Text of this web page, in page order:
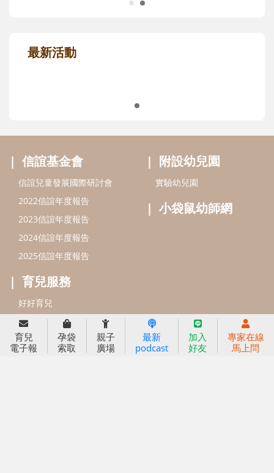
信誼基金會
信誼兒童發展國際研討會
附設幼兒園
實驗幼兒園
育兒
電子報
孕袋
索取
親子
廣場
最新
podcast
加入
好友
專家在線
馬上問